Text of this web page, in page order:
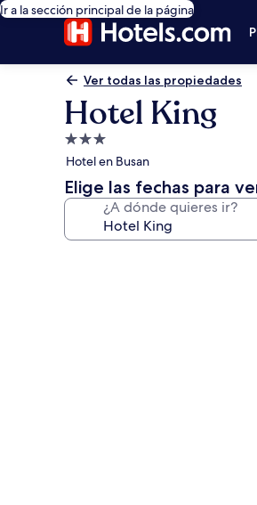
Ir a la sección principal de la página
Ver todas las propiedades
Hotel King
Propiedad
de
3.0
estrellas
Hotel en Busan
Elige las fechas para
¿A dónde quieres ir?